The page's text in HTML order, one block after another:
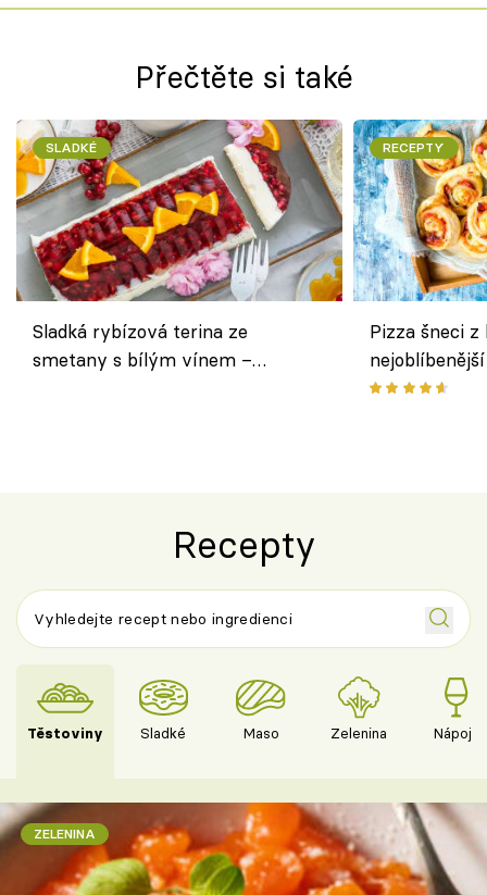
Přečtěte si také
SLADKÉ
Sladká rybízová terina ze
smetany s bílým vínem –
RECEPTY
Pizza šneci
Recepty
Těstoviny Sladké Maso Zelenina Nápoje
ZELENINA